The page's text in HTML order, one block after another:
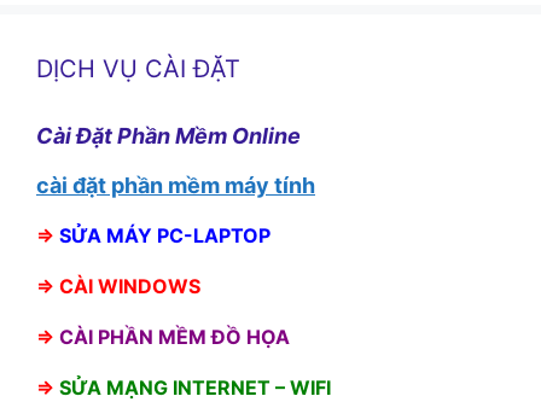
DỊCH VỤ CÀI ĐẶT
Cài Đặt Phần Mềm Online
cài đặt phần mềm máy tính
⇒ SỬA MÁY PC-LAPTOP
⇒ CÀI WINDOWS
⇒ CÀI PHẦN MỀM ĐỒ HỌA
⇒ SỬA MẠNG INTERNET – WIFI